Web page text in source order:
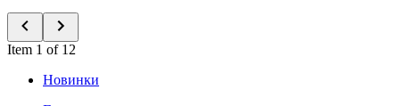
Item 1 of 12
Новинки